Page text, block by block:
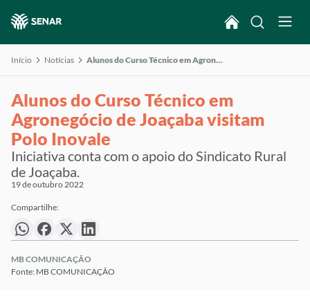
Início Notícias Alunos do Curso Técnico em Agronegócio de Joaçaba visitam Polo Inovale
Alunos do Curso Técnico em
Agronegócio de Joaçaba visitam
Polo Inovale
Iniciativa conta com o apoio do Sindicato Rural
de Joaçaba.
19 de outubro 2022
Compartilhe:
MB COMUNICAÇÃO
Fonte: MB COMUNICAÇÃO